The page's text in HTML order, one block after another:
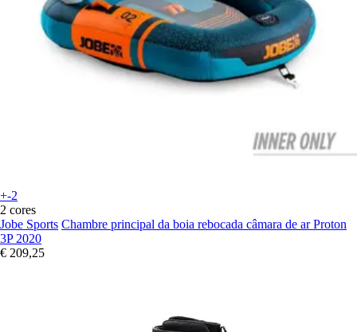
+-2
2 cores
Jobe Sports Chambre principal da boia rebocada câmara de ar Proton
3P 2020
€ 209,25